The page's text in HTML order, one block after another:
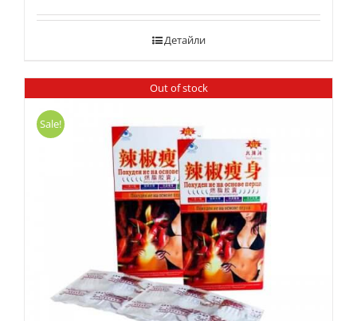
Детайли
Out of stock
Sale!